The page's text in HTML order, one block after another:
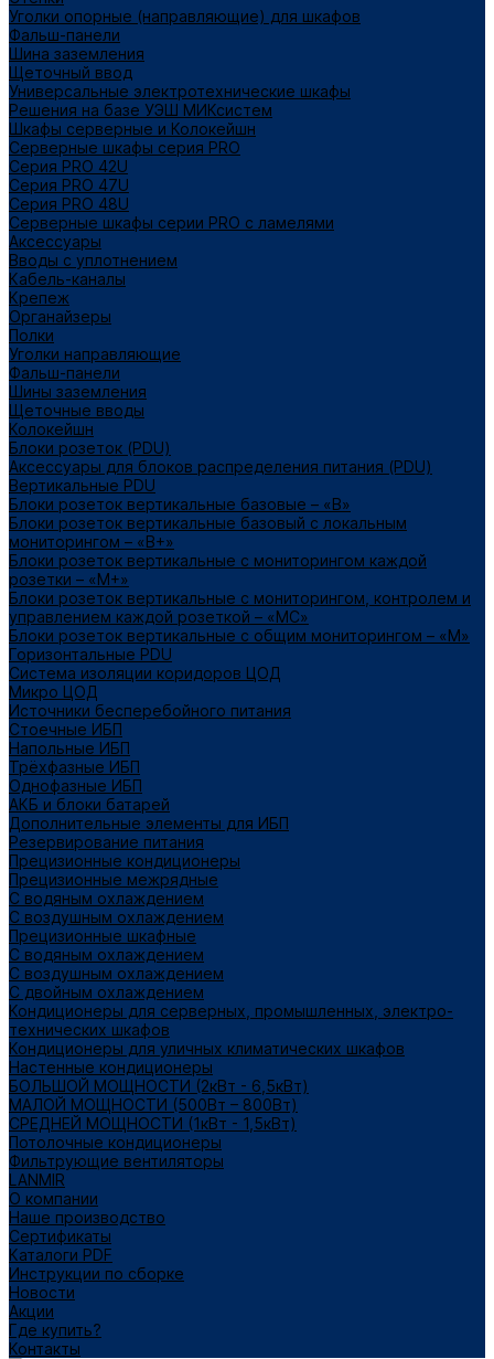
Уголки опорные (направляющие) для шкафов
Фальш-панели
Шина заземления
Щеточный ввод
Универсальные электротехнические шкафы
Решения на базе УЭШ МИКсистем
Шкафы серверные и Колокейшн
Серверные шкафы серия PRO
Серия PRO 42U
Серия PRO 47U
Серия PRO 48U
Серверные шкафы серии PRO с ламелями
Аксессуары
Вводы с уплотнением
Кабель-каналы
Крепеж
Органайзеры
Полки
Уголки направляющие
Фальш-панели
Шины заземления
Щеточные вводы
Колокейшн
Блоки розеток (PDU)
Аксессуары для блоков распределения питания (PDU)
Вертикальные PDU
Блоки розеток вертикальные базовые – «В»
Блоки розеток вертикальные базовый с локальным
мониторингом – «В+»
Блоки розеток вертикальные с мониторингом каждой
розетки – «М+»
Блоки розеток вертикальные с мониторингом, контролем и
управлением каждой розеткой – «МС»
Блоки розеток вертикальные с общим мониторингом – «М»
Горизонтальные PDU
Система изоляции коридоров ЦОД
Микро ЦОД
Источники бесперебойного питания
Стоечные ИБП
Напольные ИБП
Трёхфазные ИБП
Однофазные ИБП
АКБ и блоки батарей
Дополнительные элементы для ИБП
Резервирование питания
Прецизионные кондиционеры
Прецизионные межрядные
С водяным охлаждением
С воздушным охлаждением
Прецизионные шкафные
С водяным охлаждением
С воздушным охлаждением
С двойным охлаждением
Кондиционеры для серверных, промышленных, электро-
технических шкафов
Кондиционеры для уличных климатических шкафов
Настенные кондиционеры
БОЛЬШОЙ МОЩНОСТИ (2кВт - 6,5кВт)
МАЛОЙ МОЩНОСТИ (500Вт – 800Вт)
СРЕДНЕЙ МОЩНОСТИ (1кВт - 1,5кВт)
Потолочные кондиционеры
Фильтрующие вентиляторы
LANMIR
О компании
Наше производство
Сертификаты
Каталоги PDF
Инструкции по сборке
Новости
Акции
Где купить?
Контакты